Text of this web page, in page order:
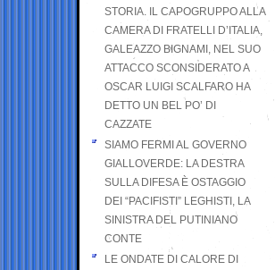
STORIA. IL CAPOGRUPPO ALLA
CAMERA DI FRATELLI D’ITALIA,
GALEAZZO BIGNAMI, NEL SUO
ATTACCO SCONSIDERATO A
OSCAR LUIGI SCALFARO HA
DETTO UN BEL PO’ DI
CAZZATE
SIAMO FERMI AL GOVERNO
GIALLOVERDE: LA DESTRA
SULLA DIFESA È OSTAGGIO
DEI “PACIFISTI” LEGHISTI, LA
SINISTRA DEL PUTINIANO
CONTE
LE ONDATE DI CALORE DI